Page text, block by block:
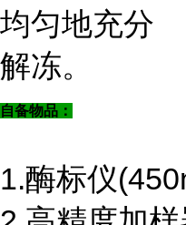
均匀地充分
解冻。
自备物品：
1.酶标仪